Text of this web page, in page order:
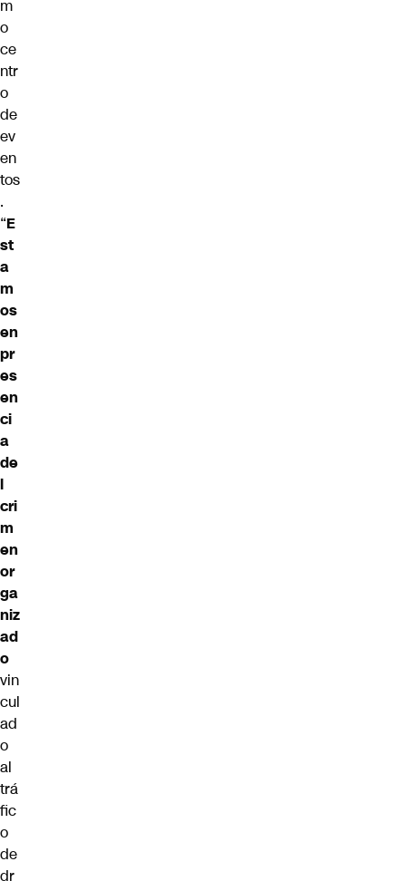
m
o
ce
ntr
o
de
ev
en
tos
.
“E
st
a
m
os
en
pr
es
en
ci
a
de
l
cri
m
en
or
ga
niz
ad
o
vin
cul
ad
o
al
trá
fic
o
de
dr